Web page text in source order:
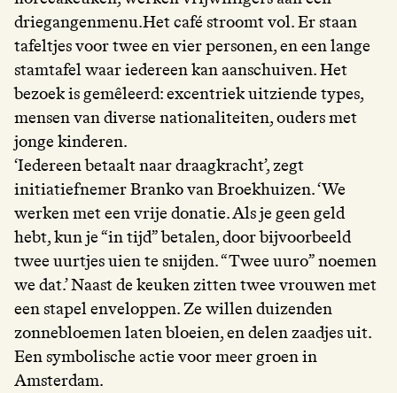
driegangenmenu.Het café stroomt vol. Er staan
tafeltjes voor twee en vier personen, en een lange
stamtafel waar iedereen kan aanschuiven. Het
bezoek is gemêleerd: excentriek uitziende types,
mensen van diverse nationaliteiten, ouders met
jonge kinderen.
‘Iedereen betaalt naar draagkracht’, zegt
initiatiefnemer Branko van Broekhuizen. ‘We
werken met een vrije donatie. Als je geen geld
hebt, kun je “in tijd” betalen, door bijvoorbeeld
twee uurtjes uien te snijden. “Twee uuro” noemen
we dat.’ Naast de keuken zitten twee vrouwen met
een stapel enveloppen. Ze willen duizenden
zonnebloemen laten bloeien, en delen zaadjes uit.
Een symbolische actie voor meer groen in
Amsterdam.